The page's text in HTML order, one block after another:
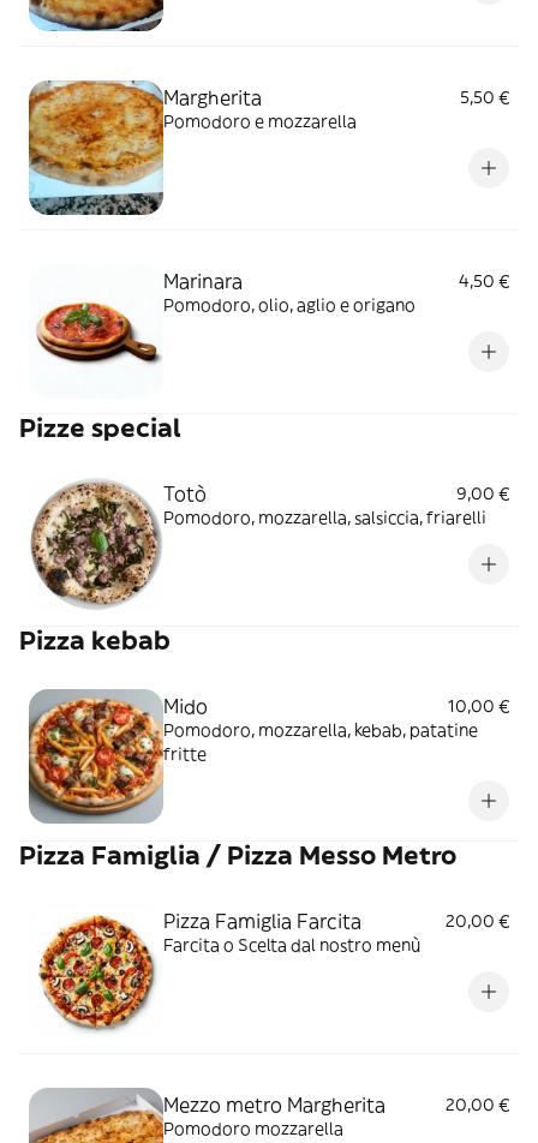
Margherita
5,50 €
Pomodoro e mozzarella
Marinara
4,50 €
Pomodoro, olio, aglio e origano
Pizze special
Totò
9,00 €
Pomodoro, mozzarella, salsiccia, friarelli
Pizza kebab
Mido
10,00 €
Pomodoro, mozzarella, kebab, patatine
fritte
Pizza Famiglia / Pizza Messo Metro
Pizza Famiglia Farcita
20,00 €
Farcita o Scelta dal nostro menù
Mezzo metro Margherita
20,00 €
Pomodoro mozzarella